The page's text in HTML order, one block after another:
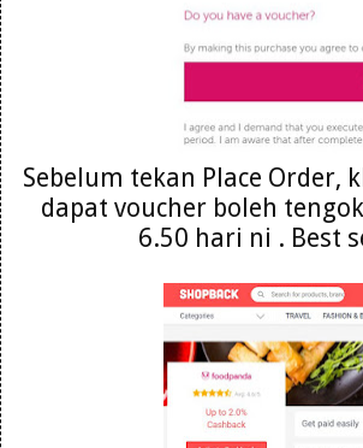
Sebelum tekan Place Order,
dapat voucher boleh
6.50 hari ni . Best